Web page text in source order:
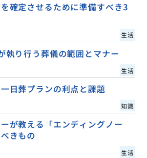
確定させるために準備すべき3
生活
執り行う葬儀の範囲とマナー
生活
日葬プランの利点と課題
知識
が教える「エンディングノー
きもの
生活